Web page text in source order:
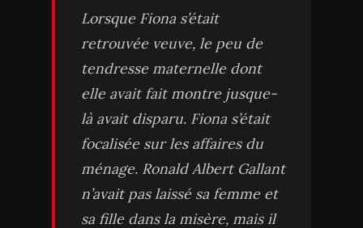
Lorsque Fiona s’était
retrouvée veuve, le peu de
tendresse maternelle dont
elle avait fait montre jusque-
là avait disparu. Fiona s’était
focalisée sur les affaires du
ménage. Ronald Albert Gallant
n’avait pas laissé sa femme et
sa fille dans la misère, mais il